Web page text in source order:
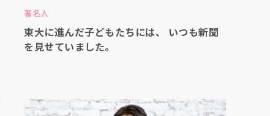
著名人
東大に進んだ子どもたちには、 いつも新聞
を見せていました。